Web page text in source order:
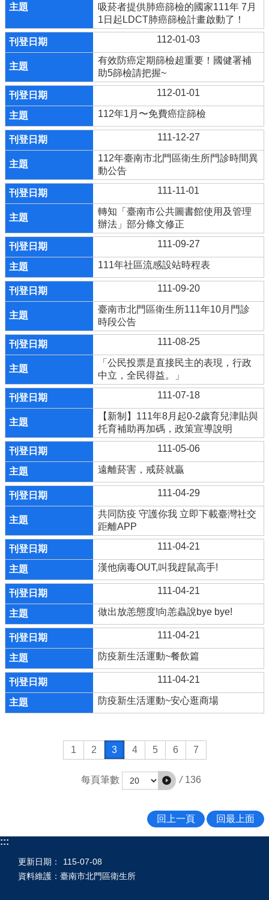
吸菸者提供肺癌篩檢的國家111年 7月
1日起LDCT肺癌篩檢計畫啟動了！
112-01-03
有效防癌定期篩檢超重要！國健署補
助5篩檢請把握~
112-01-01
112年1月〜免費癌症篩檢
111-12-27
112年臺南市北門區衛生所門診時間異
動公告
111-11-01
轉知「臺南市公共圖書館使用及管理
辦法」部分條文修正
111-09-27
111年社區流感設站時程表
111-09-20
臺南市北門區衛生所111年10月門診
時段公告
111-08-25
「公民投票是直接民主的表現，行政
中立，全民得益。」
111-07-18
【新制】111年8月起0-2歲育兒津貼與
托育補助再加碼，政策宣導說明
111-05-06
遠離菸害，戒菸就贏
111-04-29
共同防疫 守護你我 立即下載臺灣社交
距離APP
111-04-21
漢他病毒OUT,叫我趕鼠高手!
111-04-21
做出放恙態度!向恙蟲說bye bye!
111-04-21
防疫新生活運動~餐飲篇
111-04-21
防疫新生活運動~安心逛商場
1 2 3 4 5 6 7
每頁筆數 / 136
回上一頁 回最上面
:::
更新日期：
115-07-08
資料維護：臺南市北門區衛生所